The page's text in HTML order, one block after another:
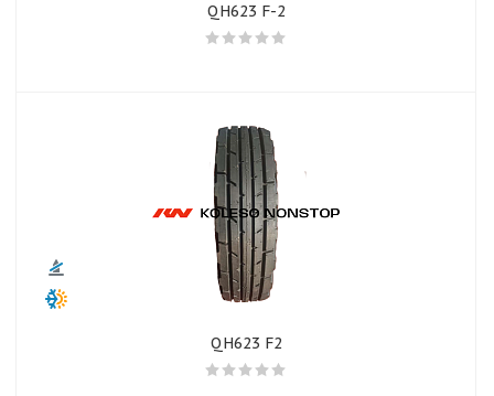
QH623 F-2
QH623 F2